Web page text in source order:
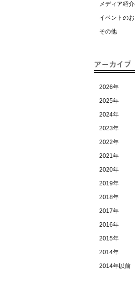
メディア紹
イベントの
その他
2026年
2025年
2024年
2023年
2022年
2021年
2020年
2019年
2018年
2017年
2016年
2015年
2014年
2014年以前